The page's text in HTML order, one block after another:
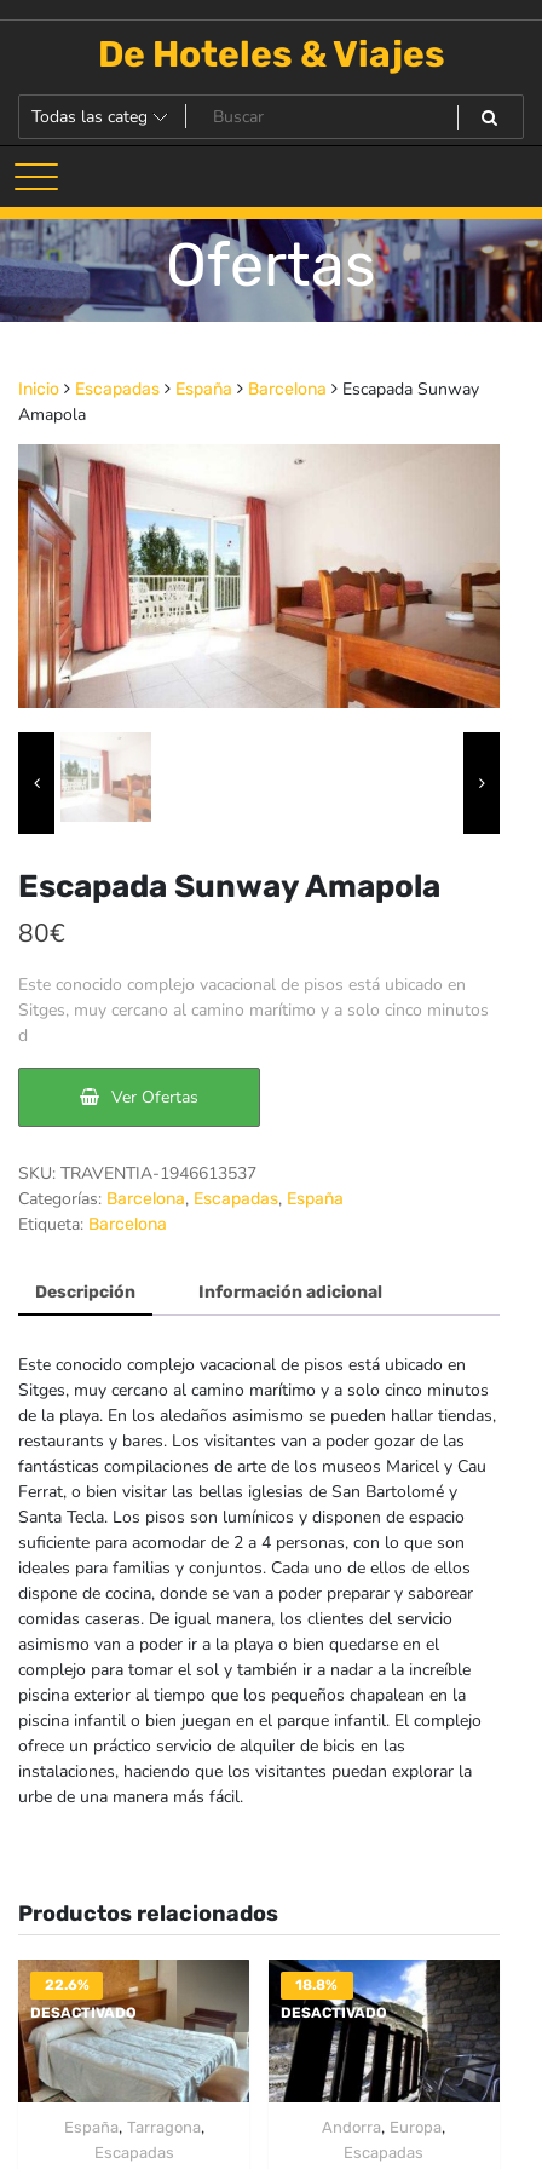
De Hoteles & Viajes
Ofertas
Inicio Escapadas España Barcelona
Escapada Sunway
Amapola
Escapada Sunway Amapola
80€
Este conocido complejo vacacional de pisos está ubicado en
Sitges, muy cercano al camino marítimo y a solo cinco minutos
d
Ver Ofertas
SKU: TRAVENTIA-1946613537
Categorías: Barcelona, Escapadas, España
Etiqueta: Barcelona
Descripción Información adicional
Este conocido complejo vacacional de pisos está ubicado en
Sitges, muy cercano al camino marítimo y a solo cinco minutos
de la playa. En los aledaños asimismo se pueden hallar tiendas,
restaurants y bares. Los visitantes van a poder gozar de las
fantásticas compilaciones de arte de los museos Maricel y Cau
Ferrat, o bien visitar las bellas iglesias de San Bartolomé y
Santa Tecla. Los pisos son lumínicos y disponen de espacio
suficiente para acomodar de 2 a 4 personas, con lo que son
ideales para familias y conjuntos. Cada uno de ellos de ellos
dispone de cocina, donde se van a poder preparar y saborear
comidas caseras. De igual manera, los clientes del servicio
asimismo van a poder ir a la playa o bien quedarse en el
complejo para tomar el sol y también ir a nadar a la increíble
piscina exterior al tiempo que los pequeños chapalean en la
piscina infantil o bien juegan en el parque infantil. El complejo
ofrece un práctico servicio de alquiler de bicis en las
instalaciones, haciendo que los visitantes puedan explorar la
urbe de una manera más fácil.
Productos relacionados
22.6%
DESACTIVADO
España, Tarragona,
Escapadas
18.8%
DESACTIVADO
Andorra, Europa,
Escapadas